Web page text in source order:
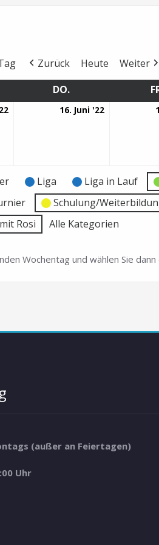
Zurück Heute
Weiter
DO.
16. Juni '22
Liga Liga in Lauf
Schulung/
Rosi Alle Kategorien
Wochentag und wählen Sie
(außer an Feiertagen)
Uhr